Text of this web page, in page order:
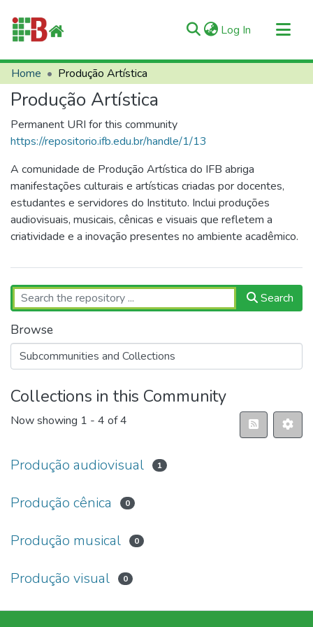
Log In (current)
Communities & Collections
All of RIIFB
Statistics
Help
Contacts
Home Produção Artística
Produção Artística
Permanent URI for this community
https://repositorio.ifb.edu.br/handle/1/13
A comunidade de Produção Artística do IFB abriga
manifestações culturais e artísticas criadas por docentes,
estudantes e servidores do Instituto. Inclui produções
audiovisuais, musicais, cênicas e visuais que refletem a
criatividade e a inovação presentes no ambiente acadêmico.
Search
Browse
Collections in this Community
Now showing 1 - 4 of 4
Produção audiovisual 1
Produção cênica 0
Produção musical 0
Produção visual 0